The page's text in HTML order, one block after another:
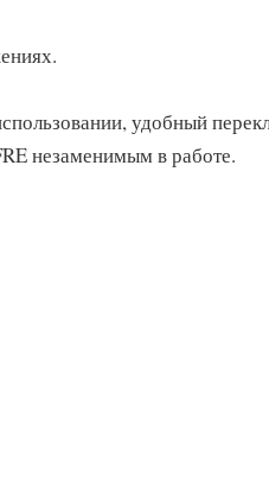
удобный
незаменимым в работе.